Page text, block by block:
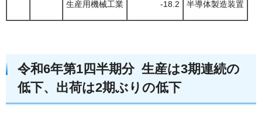
生産用機械工業 -18.2 半導体製造装置
令和6年第1四半期分 生産は3期連続の
低下、出荷は2期ぶりの低下